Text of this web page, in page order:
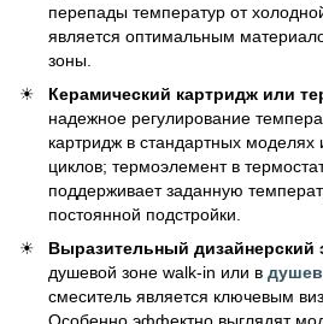
перепады температур от
является оптимальным
зоны.
Керамический картридж или
надежное регулирование
картридж в стандартных
циклов; термоэлемент в
поддерживает заданную
постоянной подстройки.
Выразительный дизайнерский
душевой зоне walk-in или в
смеситель является ключевым